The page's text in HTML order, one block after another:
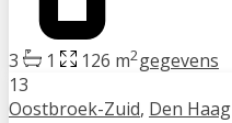
3 1 126 m2gegevens
13
Oostbroek-Zuid, Den Haag